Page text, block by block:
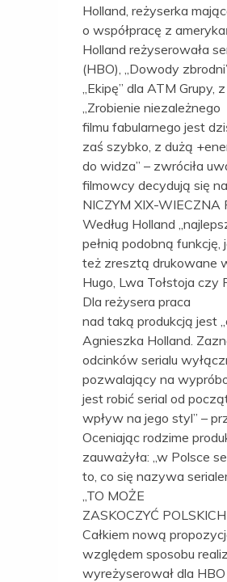
Holland, reżyserka
o współpracę z
Holland reżyserowała
(HBO), „Dowody
„Ekipę” dla ATM Grupy,
„Zrobienie niezależnego
filmu fabularnego jest
zaś szybko, z dużą
do widza” – zwróciła
filmowcy decydują się
NICZYM XIX-WIECZNA
Według Holland
pełnią podobną
też zresztą drukowane
Hugo, Lwa Tołstoja czy
Dla reżysera praca
nad taką produkcją jest
Agnieszka Holland.
odcinków serialu
pozwalający na
jest robić serial od
wpływ na jego styl” –
Oceniając rodzime
zauważyła: „w Polsce
to, co się nazywa
„TO MOŻE
ZASKOCZYĆ
Całkiem nową
względem sposobu
wyreżyserował dla HBO